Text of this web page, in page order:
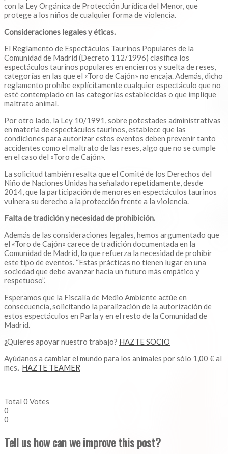
con la Ley Orgánica de Protección Jurídica del Menor, que
protege a los niños de cualquier forma de violencia.
Consideraciones legales y éticas.
El Reglamento de Espectáculos Taurinos Populares de la
Comunidad de Madrid (Decreto 112/1996) clasifica los
espectáculos taurinos populares en encierros y suelta de reses,
categorías en las que el «Toro de Cajón» no encaja. Además, dicho
reglamento prohíbe explícitamente cualquier espectáculo que no
esté contemplado en las categorías establecidas o que implique
maltrato animal.
Por otro lado, la Ley 10/1991, sobre potestades administrativas
en materia de espectáculos taurinos, establece que las
condiciones para autorizar estos eventos deben prevenir tanto
accidentes como el maltrato de las reses, algo que no se cumple
en el caso del «Toro de Cajón».
La solicitud también resalta que el Comité de los Derechos del
Niño de Naciones Unidas ha señalado repetidamente, desde
2014, que la participación de menores en espectáculos taurinos
vulnera su derecho a la protección frente a la violencia.
Falta de tradición y necesidad de prohibición.
Además de las consideraciones legales, hemos argumentado que
el «Toro de Cajón» carece de tradición documentada en la
Comunidad de Madrid, lo que refuerza la necesidad de prohibir
este tipo de eventos. “Estas prácticas no tienen lugar en una
sociedad que debe avanzar hacia un futuro más empático y
respetuoso”.
Esperamos que la Fiscalía de Medio Ambiente actúe en
consecuencia, solicitando la paralización de la autorización de
estos espectáculos en Parla y en el resto de la Comunidad de
Madrid.
¿Quieres apoyar nuestro trabajo? HAZTE SOCIO
Ayúdanos a cambiar el mundo para los animales por sólo 1,00 € al
mes. HAZTE TEAMER
Total 0 Votes
0
0
Tell us how can we improve this post?